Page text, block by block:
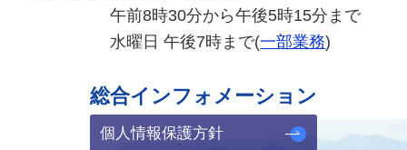
午前8時30分から午後5時15分まで
水曜日 午後7時まで(一部業務)
総合インフォメーション
個人情報保護方針